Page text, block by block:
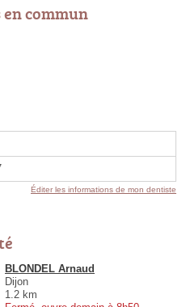
commun
Éditer les informations de mon dentiste
BLONDEL Arnaud
Dijon
1.2 km